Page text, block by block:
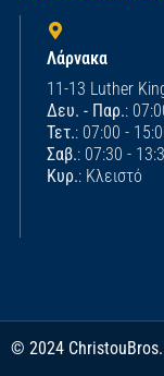
Λάρνακα
11-13 Luther
Δευ. - Παρ.:
Τετ.: 07:00 -
Σαβ.: 07:30 -
Κυρ.: Κλειστό
© 2024 ChristouBros.